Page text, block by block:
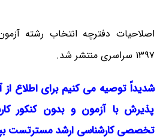
اصلاحیات دفترچه انتخاب رشته
۱۳۹۷ سراسری منتشر شد.
شدیداً توصیه می کنیم برای اطلاع از
پذیرش با آزمون و بدون کنکور
تخصصی کارشناسی ارشد مسترتست